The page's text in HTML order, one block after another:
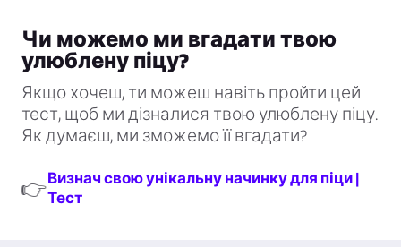
Чи можемо ми вгадати твою
улюблену піцу?
Якщо хочеш, ти можеш навіть пройти цей
тест, щоб ми дізналися твою улюблену піцу.
Як думаєш, ми зможемо її вгадати?
👉 Визнач свою унікальну начинку для піци |
Тест